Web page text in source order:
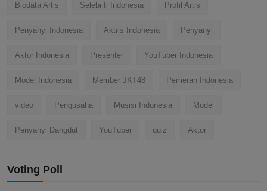
Biodata Artis Selebriti Indonesia Profil Artis
Penyanyi Indonesia Aktris Indonesia Penyanyi
Aktor Indonesia Presenter YouTuber Indonesia
Model Indonesia Member JKT48 Pemeran Indonesia
video Pengusaha Musisi Indonesia Model
Penyanyi Dangdut YouTuber quiz Aktor
Voting Poll